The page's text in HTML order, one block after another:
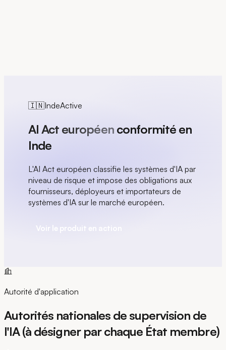
🇮🇳IndeActive
AI Act européen conformité en
Inde
L'AI Act européen classifie les systèmes d'IA par
niveau de risque et impose des obligations aux
fournisseurs, déployeurs et importateurs de
systèmes d'IA sur le marché européen.
Voir le produit en action
Autorité d'application
Autorités nationales de supervision de
l'IA (à désigner par chaque État membre)